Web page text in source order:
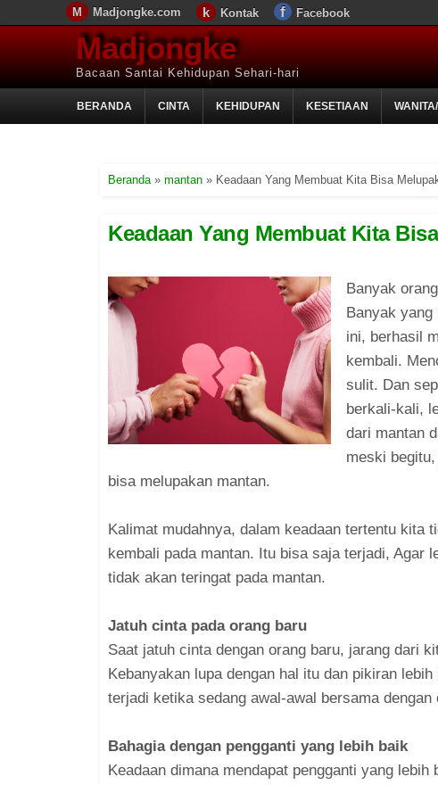
Madjongke.com Kontak Facebook
Madjongke
Bacaan Santai Kehidupan Sehari-hari
BERANDA CINTA KEHIDUPAN KESETIAAN
Beranda» mantan » Keadaan Yang Membuat Kita Bisa
Keadaan Yang Membuat Kita
Banyak
Banyak
ini, berhasil
kembali.
sulit. Dan
berkali-kali,
dari mantan
meski
bisa melupakan mantan.
Kalimat mudahnya, dalam keadaan tertentu kita
kembali pada mantan. Itu bisa saja terjadi, Agar
tidak akan teringat pada mantan.
Jatuh cinta pada orang baru
Saat jatuh cinta dengan orang baru, jarang dari
Kebanyakan lupa dengan hal itu dan pikiran
terjadi ketika sedang awal-awal bersama dengan
Bahagia dengan pengganti yang lebih baik
Keadaan dimana mendapat pengganti yang